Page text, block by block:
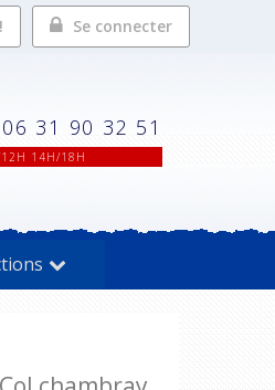
Se connecter
31 90 32 51
14H/18H